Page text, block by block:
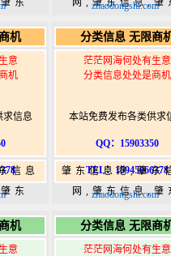
东
网,肇东信息,肇
港
zhaodongshi.com
机
意
机
求信息
信息
东
分类信息 无限商
茫茫网海何处有生意
分类信息处处是商机
本站免费发布各类供求
QQ：15903350
TEL：15945066378
肇东信息港,肇东
网,肇东信息,肇
港
zhaodongshi.com
机
意
分类信息 无限商
茫茫网海何处有生意